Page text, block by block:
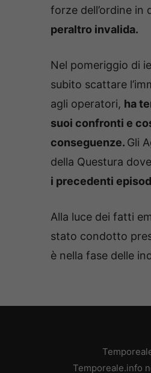
forze dell’ordine in
peraltro invalida.
Nel pomeriggio di
subito scattare
agli operatori, ha
suoi confronti e
conseguenze. Gli
della Questura dove
i precedenti
Alla luce dei fatti
stato condotto
è nella fase delle
Temporeale.info